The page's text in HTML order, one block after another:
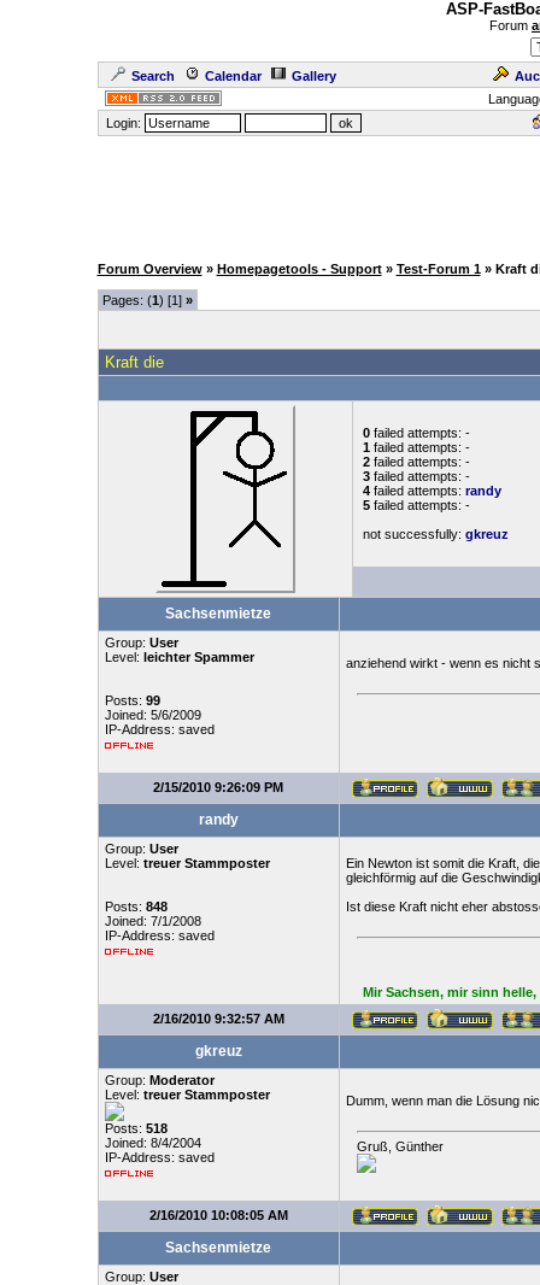
ASP-
Forum
Search Calendar Gallery
Login:
Forum Overview » Homepagetools - Support » Test-Forum 1 » Kraft
Pages: (1) [1] »
Kraft die
0failed attempts: -
1failed attempts: -
2failed attempts: -
3failed attempts: -
4failed attempts: randy
5failed attempts: -
not successfully: gkreuz
Sachsenmietze
Group: User
Level: leichter Spammer
Posts: 99
Joined: 5/6/2009
IP-Address: saved
anziehend wirkt - wenn es nicht
2/15/2010 9:26:09 PM
randy
Group: User
Level: treuer Stammposter
Posts: 848
Joined: 7/1/2008
IP-Address: saved
Ein Newton ist somit die Kraft,
gleichförmig auf die
Ist diese Kraft nicht eher
Mir Sachsen, mir sinn
2/16/2010 9:32:57 AM
gkreuz
Group: Moderator
Level: treuer Stammposter
Posts: 518
Joined: 8/4/2004
IP-Address: saved
Dumm, wenn man die Lösung
Gruß, Günther
2/16/2010 10:08:05 AM
Sachsenmietze
Group: User